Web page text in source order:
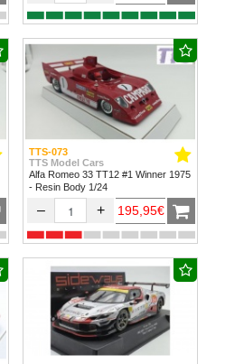
TTS-073
TTS Model Cars
Alfa Romeo 33 TT12 #1 Winner 1975
- Resin Body 1/24
– + 195,95€